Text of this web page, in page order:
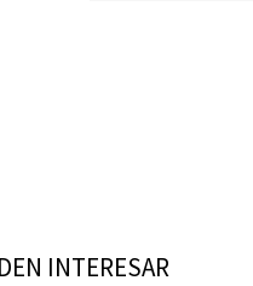
INTERESAR